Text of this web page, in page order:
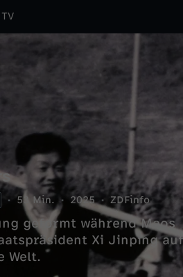
53 Min. 2025 ZDFinfo
geformt während Maos
Xi Jinping
Welt.